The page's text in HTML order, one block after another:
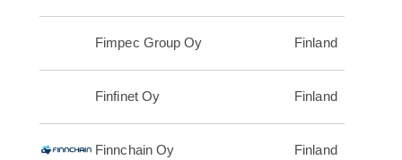
Fimpec Group Oy Finland
Finfinet Oy Finland
Finnchain Oy Finland